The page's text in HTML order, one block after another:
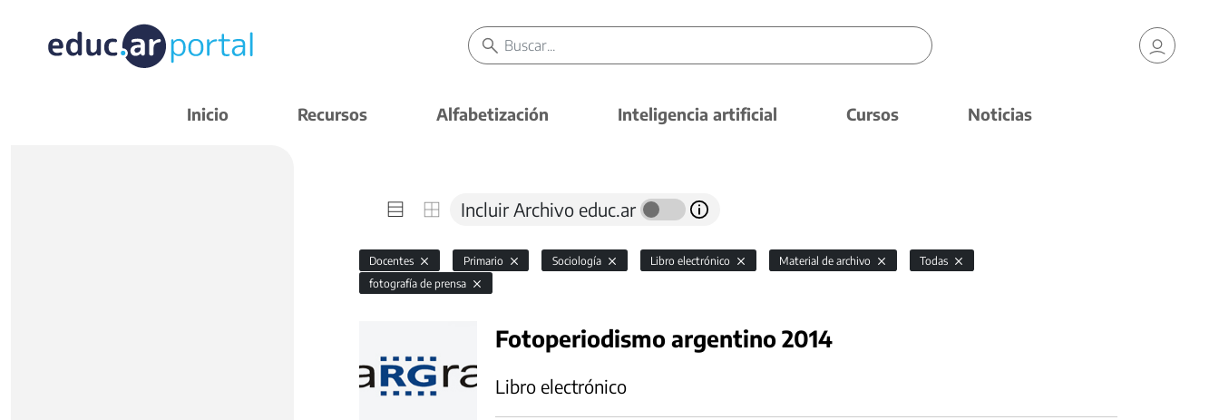
Inicio Recursos Alfabetización Inteligencia artificial Cursos Noticias
Incluir Archivo educ.ar
Docentes Primario Sociología Libro electrónico Material de archivo
Todas
fotografía de prensa
Fotoperiodismo argentino 2014
Libro electrónico